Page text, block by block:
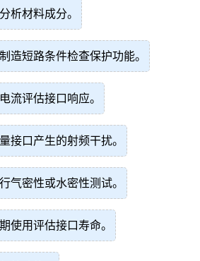
析材料成分。
造短路条件检查保护功能。
流评估接口响应。
接口产生的射频干扰。
气密性或水密性测试。
使用评估接口寿命。